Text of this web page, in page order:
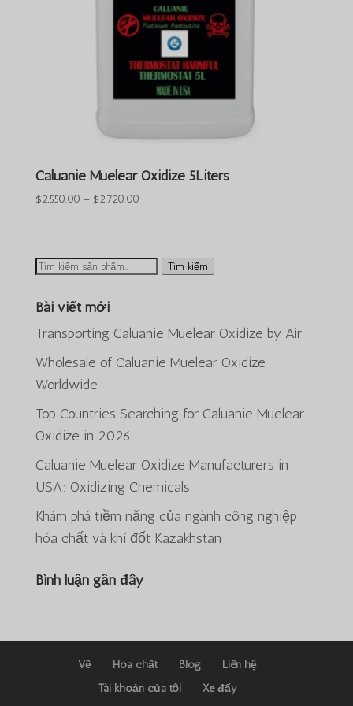
Caluanie Muelear Oxidize 5Liters
$2,550.00 – $2,720.00Khoảng
$2,720.00
Tìm
Tìm kiếm
Bài viết mới
Transporting Caluanie Muelear Oxidize by Air
Wholesale of Caluanie Muelear Oxidize
Worldwide
Top Countries Searching for Caluanie Muelear
Oxidize in 2026
Caluanie Muelear Oxidize Manufacturers in
USA: Oxidizing Chemicals
Khám phá tiềm năng của ngành công nghiệp
hóa chất và khí đốt Kazakhstan
Bình luận gần đây
Về Hóa chất Blog
Liên hệ
Tài khoản của tôi
Xe đẩyРусский
한국어